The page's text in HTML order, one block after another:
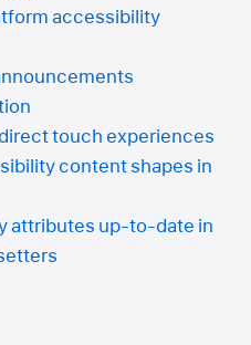
accessibility
touch experiences
content shapes in
attributes up-to-date in